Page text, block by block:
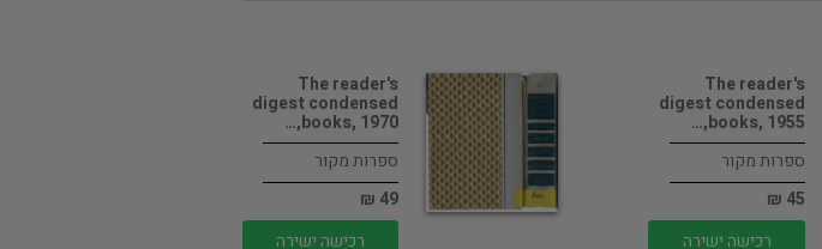
The reader's
digest condensed
books, 1955,…
ספרות מקור
45 ₪
רכישה ישירה
The reader's
digest condensed
books, 1970,…
ספרות מקור
49 ₪
רכישה ישירה